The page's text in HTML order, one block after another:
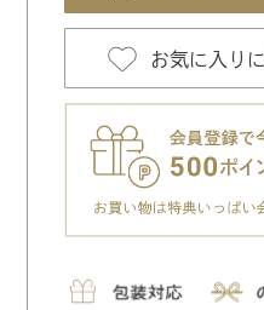
お気に入り